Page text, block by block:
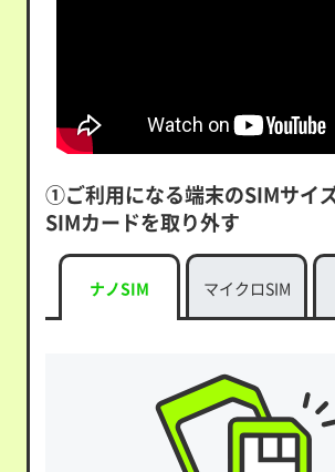
①ご利用になる端末のSIMサイ
SIMカードを取り外す
ナノSIM マイクロSIM